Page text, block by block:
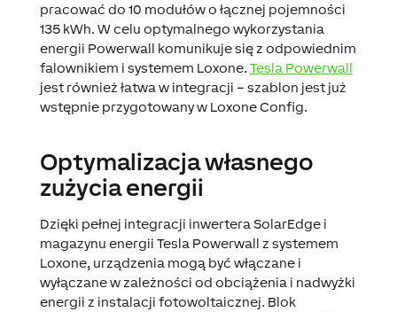
pracować do 10 modułów o łącznej pojemności
135 kWh. W celu optymalnego wykorzystania
energii Powerwall komunikuje się z odpowiednim
falownikiem i systemem Loxone. Tesla Powerwall
jest również łatwa w integracji – szablon jest już
wstępnie przygotowany w Loxone Config.
Optymalizacja własnego
zużycia energii
Dzięki pełnej integracji inwertera SolarEdge i
magazynu energii Tesla Powerwall z systemem
Loxone, urządzenia mogą być włączane i
wyłączane w zależności od obciążenia i nadwyżki
energii z instalacji fotowoltaicznej. Blok